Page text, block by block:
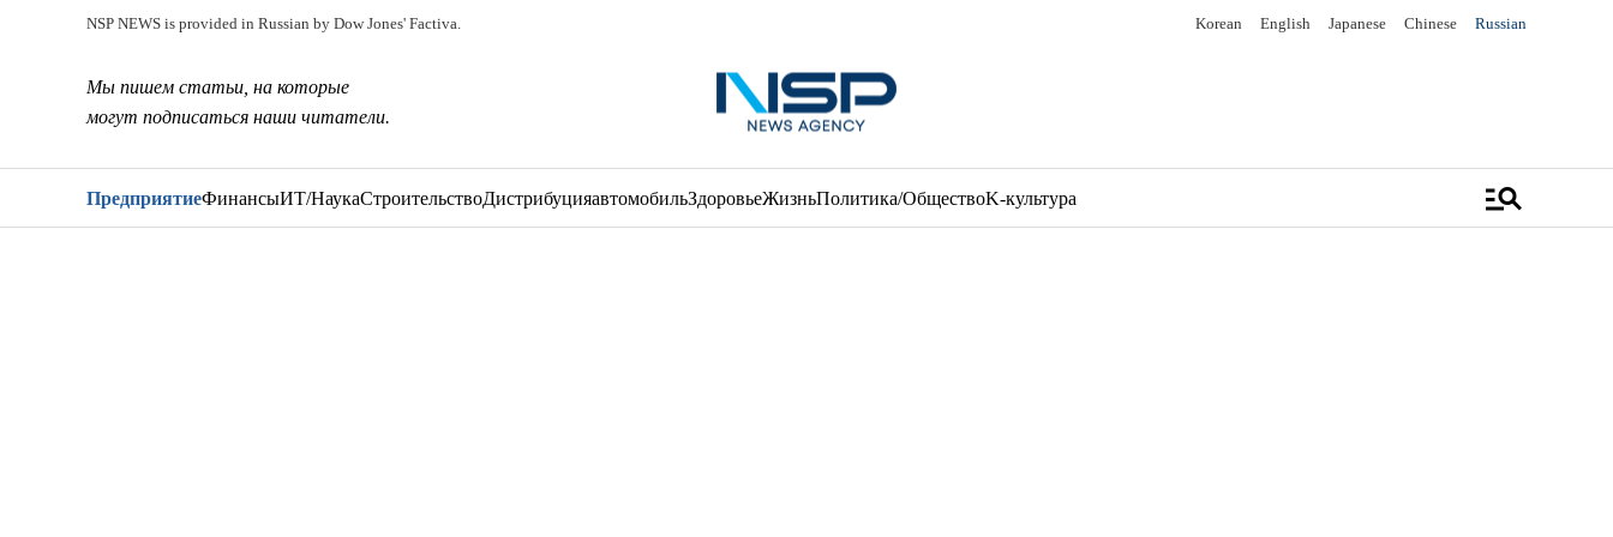
NSP NEWS is provided in Russian by Dow Jones' Factiva. Korean English Japanese Chinese Russian
Мы пишем статьи, на которые
могут подписаться наши читатели.
ПредприятиеФинансыИТ/НаукаСтроительствоДистрибуцияавтомобильЗдоровьеЖизньПолитика/ОбществоK-культура manage_search